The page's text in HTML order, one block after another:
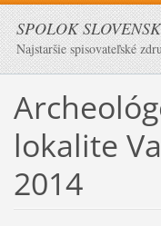
SPOLOK
Najstaršie spisovateľské
lokalite
2014